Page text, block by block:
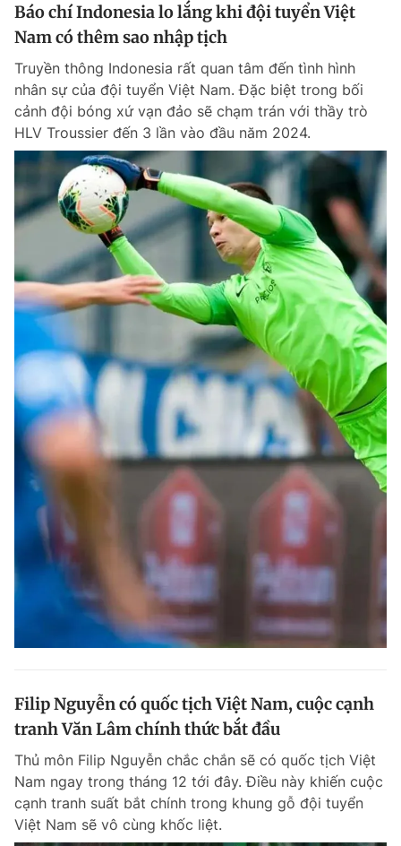
Báo chí Indonesia lo lắng khi đội tuyển Việt
Nam có thêm sao nhập tịch
Truyền thông Indonesia rất quan tâm đến tình hình
nhân sự của đội tuyển Việt Nam. Đặc biệt trong bối
cảnh đội bóng xứ vạn đảo sẽ chạm trán với thầy trò
HLV Troussier đến 3 lần vào đầu năm 2024.
Filip Nguyễn có quốc tịch Việt Nam, cuộc cạnh
tranh Văn Lâm chính thức bắt đầu
Thủ môn Filip Nguyễn chắc chắn sẽ có quốc tịch Việt
Nam ngay trong tháng 12 tới đây. Điều này khiến cuộc
cạnh tranh suất bắt chính trong khung gỗ đội tuyển
Việt Nam sẽ vô cùng khốc liệt.